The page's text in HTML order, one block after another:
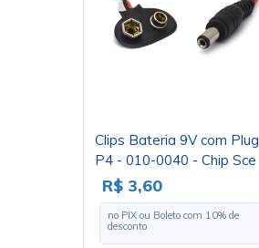
Clips Bateria 9V com Plug
P4 - 010-0040 - Chip Sce
R$ 3,60
no PIX ou Boleto com 10% de
desconto